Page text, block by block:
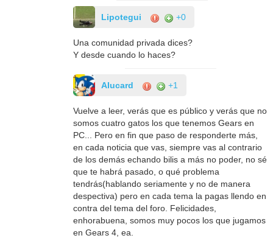
Lipotegui +0
Una comunidad privada dices?
Y desde cuando lo haces?
AIucard +1
Vuelve a leer, verás que es público y verás que no
somos cuatro gatos los que tenemos Gears en
PC... Pero en fin que paso de responderte más,
en cada noticia que vas, siempre vas al contrario
de los demás echando bilis a más no poder, no sé
que te habrá pasado, o qué problema
tendrás(hablando seriamente y no de manera
despectiva) pero en cada tema la pagas llendo en
contra del tema del foro. Felicidades,
enhorabuena, somos muy pocos los que jugamos
en Gears 4, ea.